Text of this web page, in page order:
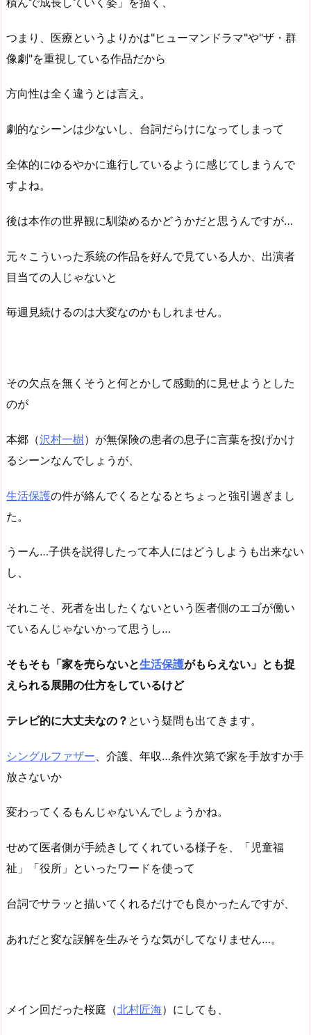
つまり、医療というよりかは"ヒューマンドラマ"や"ザ・群
像劇"を重視している作品だから
方向性は全く違うとは言え。
劇的なシーンは少ないし、台詞だらけになってしまって
全体的にゆるやかに進行しているように感じてしまうんで
すよね。
後は本作の世界観に馴染めるかどうかだと思うんですが…
元々こういった系統の作品を好んで見ている人か、出演者
目当ての人じゃないと
毎週見続けるのは大変なのかもしれません。
その欠点を無くそうと何とかして感動的に見せようとした
のが
本郷（沢村一樹）が無保険の患者の息子に言葉を投げかけ
るシーンなんでしょうが、
生活保護の件が絡んでくるとなるとちょっと強引過ぎまし
た。
うーん…子供を説得したって本人にはどうしようも出来ない
し、
それこそ、死者を出したくないという医者側のエゴが働い
ているんじゃないかって思うし…
そもそも「家を売らないと生活保護がもらえない」とも捉
えられる展開の仕方をしているけど
テレビ的に大丈夫なの？ という疑問も出てきます。
シングルファザー 、介護、年収…条件次第で家を手放すか手
放さないか
変わってくるもんじゃないんでしょうかね。
せめて医者側が手続きしてくれている様子を、「児童福
祉」「役所」といったワードを使って
台詞でサラッと描いてくれるだけでも良かったんですが、
あれだと変な誤解を生みそうな気がしてなりません…。
メイン回だった桜庭（北村匠海）にしても、